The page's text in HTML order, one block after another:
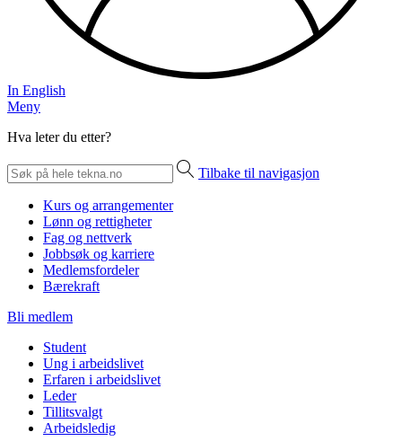
In English
Meny
Hva leter du etter?
Tilbake til navigasjon
Kurs og arrangementer
Lønn og rettigheter
Fag og nettverk
Jobbsøk og karriere
Medlemsfordeler
Bærekraft
Bli medlem
Student
Ung i arbeidslivet
Erfaren i arbeidslivet
Leder
Tillitsvalgt
Arbeidsledig